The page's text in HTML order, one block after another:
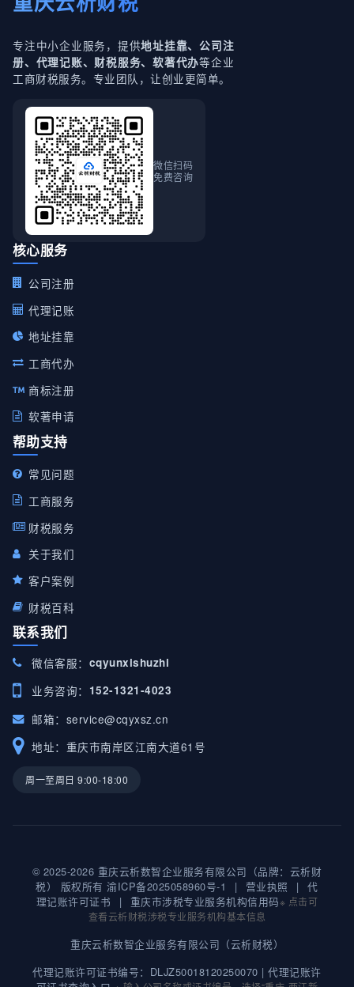
专注中小企业服务，提供地址挂靠、公司注
册、代理记账、财税服务、软著代办等企业
工商财税服务。专业团队，让创业更简单。
微信扫码
免费咨询
核心服务
公司注册
代理记账
地址挂靠
工商代办
商标注册
软著申请
帮助支持
常见问题
工商服务
财税服务
关于我们
客户案例
财税百科
联系我们
微信客服： cqyunxishuzhi
业务咨询： 152-1321-4023
邮箱： service@cqyxsz.cn
地址：重庆市南岸区江南大道61号
周一至周日 9:00-18:00
© 2025-2026 重庆云析数智企业服务有限公司（品牌：云析财
税） 版权所有渝ICP备2025058960号-1 | 营业执照 |
代
理记账许可证书
| 重庆市涉税专业服务机构信用码※ 点击可
查看云析财税涉税专业服务机构基本信息
重庆云析数智企业服务有限公司（云析财税）
代理记账许可证书编号：DLJZ50018120250070 |代理记账许